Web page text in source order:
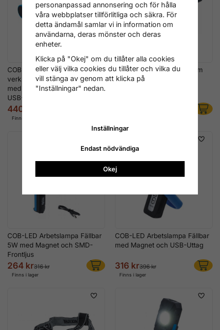
COB-LED
verkstadsinspektionslampa
med svanhals – Magnetfot &
USB-C
440 kr
Finns i lager
LED-pennlampa i aluminium
med COB & SMD
COB-LED Arbetslampa Fällbar
5W med Magnet och SMD-
Frontljus
264 kr316 kr
Finns i lager
COB-LED Arbetslampa Fällbar
med Magnet och USB-Uttag
316 kr396 kr
Finns i lager
personanpassad annonsering och för hålla
våra webbplatser tillförlitliga och säkra. För
detta ändamål samlar vi in information om
användarna, deras mönster och deras
enheter.
Klicka på "Okej" om du tillåter alla cookies
eller välj vilka cookies du tillåter och vilka du
vill stänga av genom att klicka på
"Inställningar" nedan.
Inställningar
Endast nödvändiga
Okej